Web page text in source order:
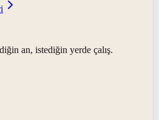
an, istediğin yerde çalış.